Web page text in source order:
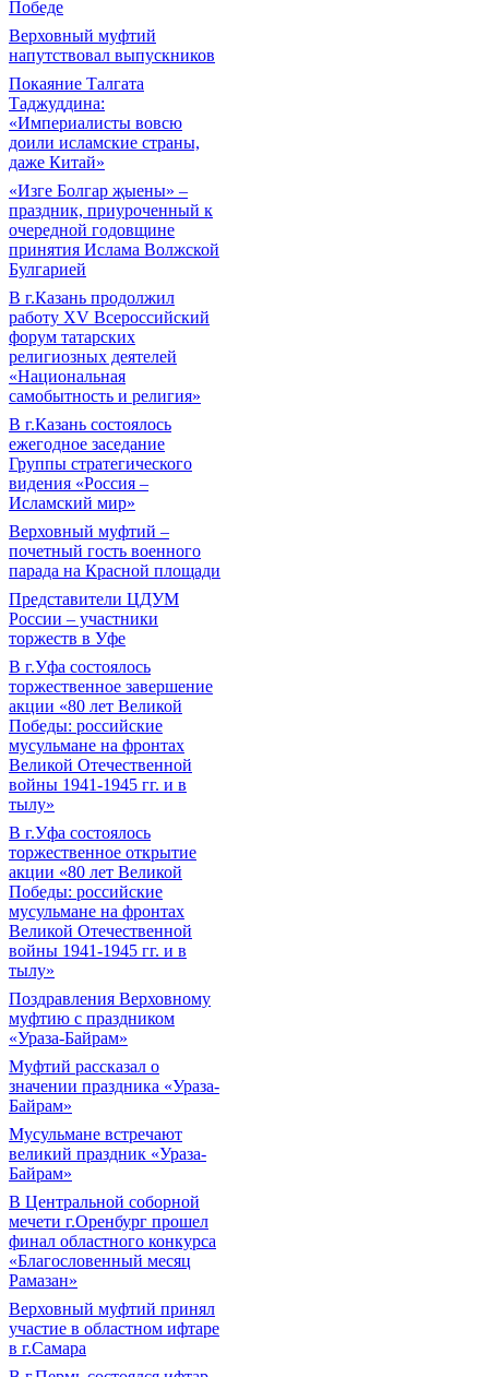
Победе
Верховный муфтий
напутствовал выпускников
Покаяние Талгата
Таджуддина:
«Империалисты вовсю
доили исламские страны,
даже Китай»
«Изге Болгар җыены» –
праздник, приуроченный к
очередной годовщине
принятия Ислама Волжской
Булгарией
В г.Казань продолжил
работу XV Всероссийский
форум татарских
религиозных деятелей
«Национальная
самобытность и религия»
В г.Казань состоялось
ежегодное заседание
Группы стратегического
видения «Россия –
Исламский мир»
Верховный муфтий –
почетный гость военного
парада на Красной площади
Представители ЦДУМ
России – участники
торжеств в Уфе
В г.Уфа состоялось
торжественное завершение
акции «80 лет Великой
Победы: российские
мусульмане на фронтах
Великой Отечественной
войны 1941-1945 гг. и в
тылу»
В г.Уфа состоялось
торжественное открытие
акции «80 лет Великой
Победы: российские
мусульмане на фронтах
Великой Отечественной
войны 1941-1945 гг. и в
тылу»
Поздравления Верховному
муфтию с праздником
«Ураза-Байрам»
Муфтий рассказал о
значении праздника «Ураза-
Байрам»
Мусульмане встречают
великий праздник «Ураза-
Байрам»
В Центральной соборной
мечети г.Оренбург прошел
финал областного конкурса
«Благословенный месяц
Рамазан»
Верховный муфтий принял
участие в областном ифтаре
в г.Самара